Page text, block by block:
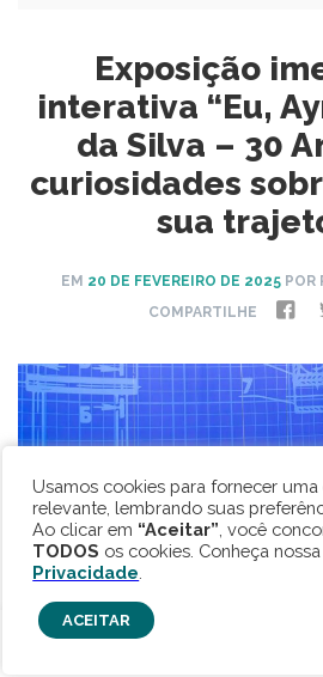
Exposição
interativa “Eu,
da Silva – 30
curiosidades
sua
EM 20 DE FEVEREIRO DE 2025POR
COMPARTILHE
Usamos cookies para fornecer uma
relevante, lembrando suas
Ao clicar em “Aceitar” , você
TODOS os cookies. Conheça nossa
Privacidade
ACEITAR